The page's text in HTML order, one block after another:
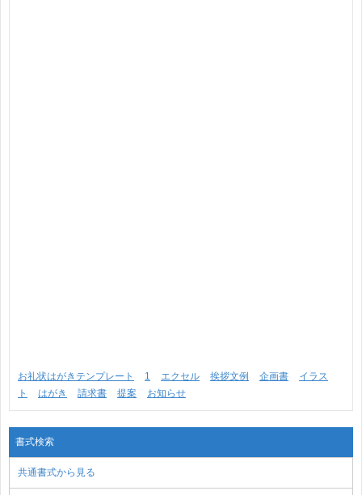
お礼状はがきテンプレート 1 エクセル 挨拶文例 企画書
イラス
ト
はがき 請求書 提案 お知らせ
書式検索
共通書式から見る